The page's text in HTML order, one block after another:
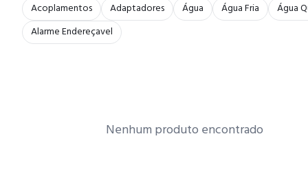
Acoplamentos
Adaptadores Água Água Fria
Água
Alarme Endereçavel
Nenhum produto encontrado